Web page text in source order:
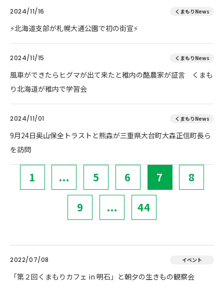
2024/11/16 くまもりNews
⚡北海道支部が札幌大通公園で初の街宣⚡
2024/11/15 くまもりNews
風車ができたらヒグマが出て来たと稚内の酪農家が証言 くまも
り北海道が稚内で学習会
2024/11/01 くまもりNews
9月24日奥山保全トラストと熊森が三重県大台町大森正信町長ら
を訪問
1 ... 5 6 7 8
9 ... 44
2022/07/08 イベント
「第２回くまもりカフェ in 明石」と朝夕の生きもの観察会